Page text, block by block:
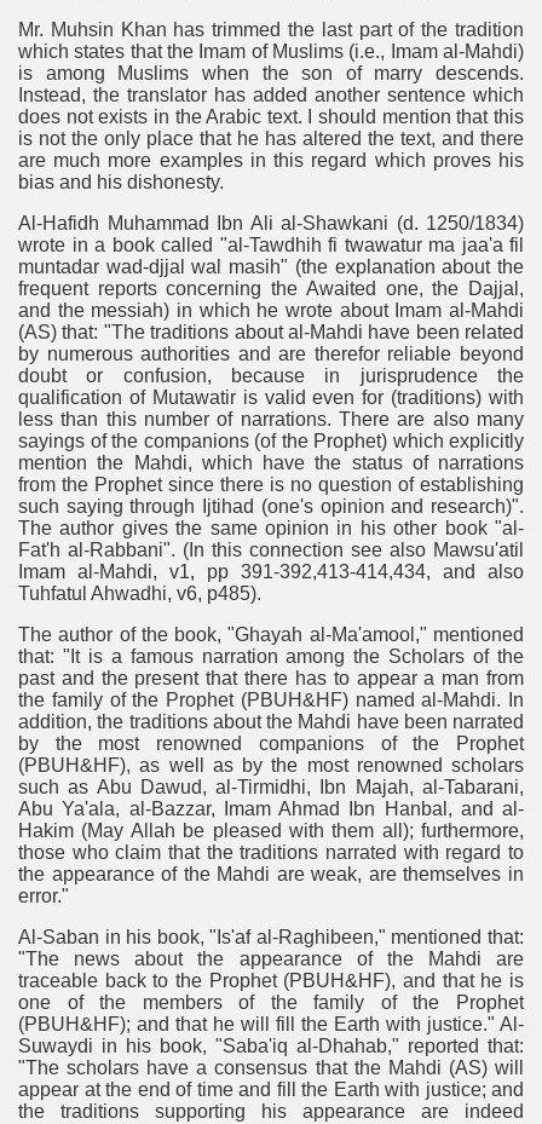
Mr. Muhsin Khan has trimmed the last part of the tradition
which states that the Imam of Muslims (i.e., Imam al-Mahdi)
is among Muslims when the son of marry descends.
Instead, the translator has added another sentence which
does not exists in the Arabic text. I should mention that this
is not the only place that he has altered the text, and there
are much more examples in this regard which proves his
bias and his dishonesty.
Al-Hafidh Muhammad Ibn Ali al-Shawkani (d. 1250/1834)
wrote in a book called "al-Tawdhih fi twawatur ma jaa'a fil
muntadar wad-djjal wal masih" (the explanation about the
frequent reports concerning the Awaited one, the Dajjal,
and the messiah) in which he wrote about Imam al-Mahdi
(AS) that: "The traditions about al-Mahdi have been related
by numerous authorities and are therefor reliable beyond
doubt or confusion, because in jurisprudence the
qualification of Mutawatir is valid even for (traditions) with
less than this number of narrations. There are also many
sayings of the companions (of the Prophet) which explicitly
mention the Mahdi, which have the status of narrations
from the Prophet since there is no question of establishing
such saying through Ijtihad (one's opinion and research)".
The author gives the same opinion in his other book "al-
Fat'h al-Rabbani". (In this connection see also Mawsu'atil
Imam al-Mahdi, v1, pp 391-392,413-414,434, and also
Tuhfatul Ahwadhi, v6, p485).
The author of the book, "Ghayah al-Ma'amool," mentioned
that: "It is a famous narration among the Scholars of the
past and the present that there has to appear a man from
the family of the Prophet (PBUH&HF) named al-Mahdi. In
addition, the traditions about the Mahdi have been narrated
by the most renowned companions of the Prophet
(PBUH&HF), as well as by the most renowned scholars
such as Abu Dawud, al-Tirmidhi, Ibn Majah, al-Tabarani,
Abu Ya'ala, al-Bazzar, Imam Ahmad Ibn Hanbal, and al-
Hakim (May Allah be pleased with them all); furthermore,
those who claim that the traditions narrated with regard to
the appearance of the Mahdi are weak, are themselves in
error."
Al-Saban in his book, "Is'af al-Raghibeen," mentioned that:
"The news about the appearance of the Mahdi are
traceable back to the Prophet (PBUH&HF), and that he is
one of the members of the family of the Prophet
(PBUH&HF); and that he will fill the Earth with justice." Al-
Suwaydi in his book, "Saba'iq al-Dhahab," reported that:
"The scholars have a consensus that the Mahdi (AS) will
appear at the end of time and fill the Earth with justice; and
the traditions supporting his appearance are indeed